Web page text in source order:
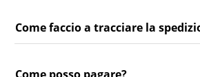
Come faccio a tracciare la